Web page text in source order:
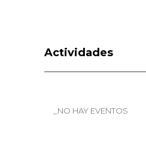
Actividades
_NO HAY EVENTOS